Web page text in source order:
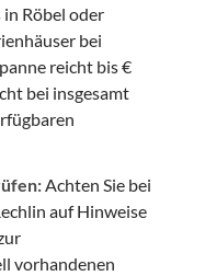
Röbel oder
bei
reicht bis €
bei insgesamt
Achten Sie bei
auf Hinweise
vorhandenen